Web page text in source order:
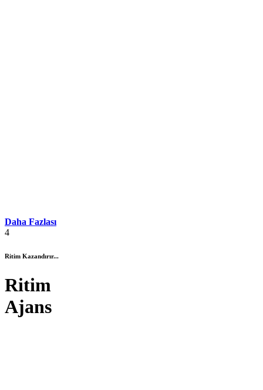
Daha Fazlası
4
Ritim Kazandırır...
Ritim
Ajans